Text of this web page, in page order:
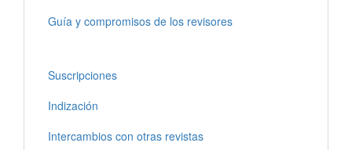
Guía y compromisos de los revisores
Suscripciones
Indización
Intercambios con otras revistas